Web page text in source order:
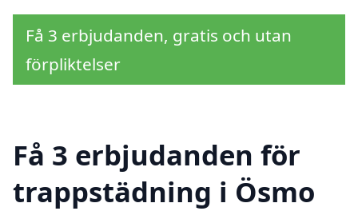
Få 3 erbjudanden, gratis och utan
förpliktelser
Få 3 erbjudanden för
trappstädning i Ösmo